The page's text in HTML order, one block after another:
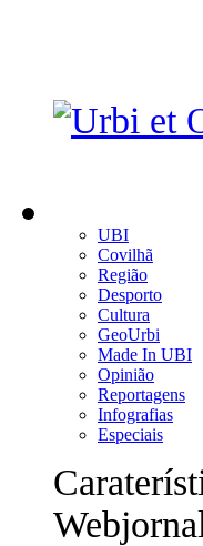
UBI
Covilhã
Região
Desporto
Cultura
GeoUrbi
Made In UBI
Opinião
Reportagens
Infografias
Especiais